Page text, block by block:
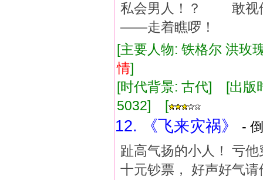
私会男人！？ 敢视
——走着瞧啰！
[主要人物: 铁格尔 洪
情]
[时代背景: 古代] [出
5032] [
12. 《飞来灾祸》
-
趾高气扬的小人！ 亏
十元钞票， 好声好气